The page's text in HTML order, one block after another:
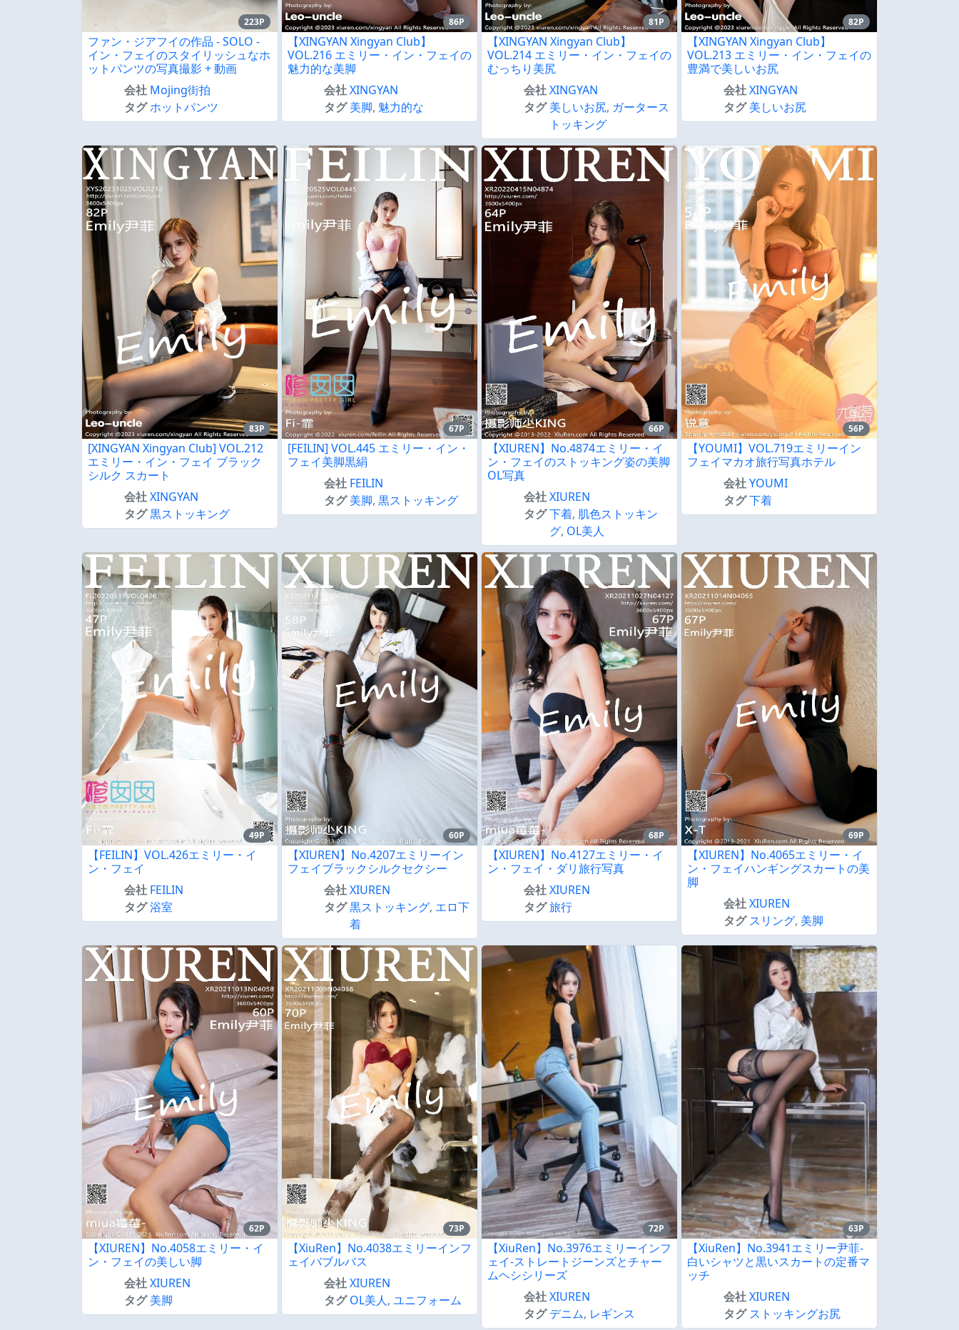
223P
ファン・ジアフイの作品 - SOLO -
イン・フェイのスタイリッシュなホ
ットパンツの写真撮影 + 動画
会社 Mojing街拍
タグホットパンツ
86P
【XINGYAN Xingyan Club】
VOL.216 エミリー・イン・フェイの
魅力的な美脚
会社XINGYAN
タグ 美脚, 魅力的な
81P
【XINGYAN Xingyan Club】
VOL.214 エミリー・イン・フェイの
むっちり美尻
会社XINGYAN
タグ 美しいお尻, ガータース
トッキング
82P
【XINGYAN Xingyan Club】
VOL.213 エミリー・イン・フェイの
豊満で美しいお尻
会社XINGYAN
タグ 美しいお尻
83P
[XINGYAN Xingyan Club] VOL.212
エミリー・イン・フェイ ブラック
シルク スカート
会社XINGYAN
タグ黒ストッキング
67P
[FEILIN] VOL.445 エミリー・イン・
フェイ美脚黒絹
会社 FEILIN
タグ 美脚,黒ストッキング
66P
【XIUREN】No.4874エミリー・イ
ン・フェイのストッキング姿の美脚
OL写真
会社XIUREN
タグ下着, 肌色ストッキン
グ, OL美人
56P
【YOUMI】VOL.719エミリーイン
フェイマカオ旅行写真ホテル
会社YOUMI
タグ下着
49P
【FEILIN】VOL.426エミリー・イ
ン・フェイ
会社 FEILIN
タグ浴室
60P
【XIUREN】No.4207エミリーイン
フェイブラックシルクセクシー
会社XIUREN
タグ黒ストッキング, エロ下
着
68P
【XIUREN】No.4127エミリー・イ
ン・フェイ・ダリ旅行写真
会社XIUREN
タグ旅行
69P
【XIUREN】No.4065エミリー・イ
ン・フェイハンギングスカートの美
脚
会社XIUREN
タグ スリング, 美脚
62P
【XIUREN】No.4058エミリー・イ
ン・フェイの美しい脚
会社XIUREN
タグ 美脚
73P
【XiuRen】No.4038エミリーインフ
ェイバブルバス
会社XIUREN
タグ OL美人,ユニフォーム
72P
【XiuRen】No.3976エミリーインフ
ェイ-ストレートジーンズとチャー
ムヘシシリーズ
会社XIUREN
タグ デニム, レギンス
63P
【XiuRen】No.3941エミリー尹菲-
白いシャツと黒いスカートの定番マ
ッチ
会社XIUREN
タグ ストッキングお尻